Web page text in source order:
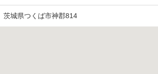
茨城県つくば市神郡814